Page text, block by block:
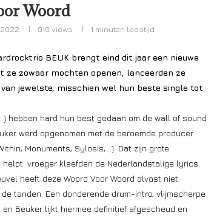
Woord
910 views 1 minuten leestijd
BEUK brengt eind dit jaar een nieuwe
ze zowaar mochten openen, lanceerden ze
jewelste, misschien wel hun beste single tot
hebben hard hun best gedaan om de wall of sound
werd opgenomen met de beroemde producer
Monuments, Sylosis, ..). Dat zijn grote
vroeger kleefden de Nederlandstalige lyrics
heeft deze Woord Voor Woord alvast niet.
tanden. Een donderende drum-intro, vlijmscherpe
Beuker lijkt hiermee definitief afgescheud en